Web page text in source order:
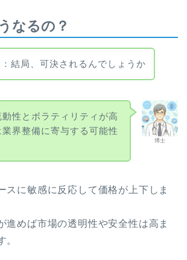
なるの？
結局、可決されるんでしょうか
博士
性とボラティリティが高
業界整備に寄与する可能性
スに敏感に反応して価格が上下しま
進めば市場の透明性や安全性は高ま
。